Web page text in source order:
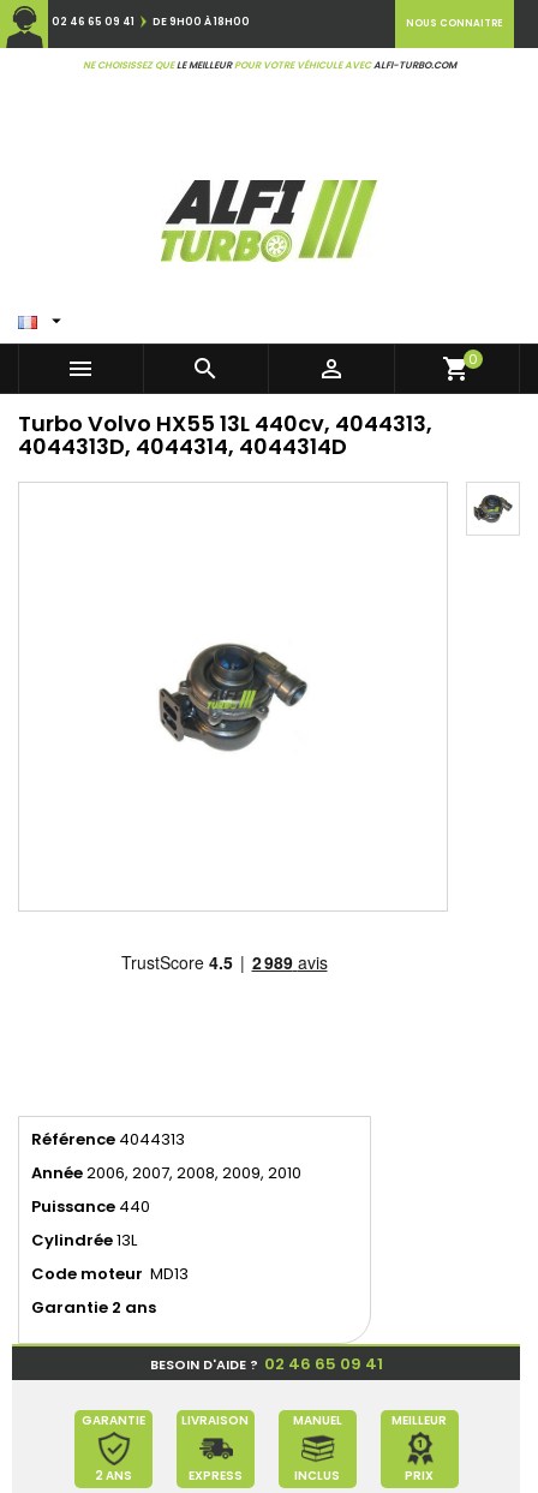
02 46 65 09 41 DE 9H00 À 18H00
NE CHOISISSEZ QUELE MEILLEURPOUR VOTRE VÉHICULE AVECALFI-TURBO.COM
NOUS CONNAITRE

   shopping_cart0
Turbo Volvo HX55 13L 440cv, 4044313,
4044313D, 4044314, 4044314D
Référence 4044313
Année2006, 2007, 2008, 2009, 2010
Puissance 440
Cylindrée13L
Code moteur MD13
Garantie 2 ans
BESOIN D'AIDE ? 02 46 65 09 41
GARANTIE
2 ANS
LIVRAISON
EXPRESS
MANUEL
INCLUS
MEILLEUR
PRIX